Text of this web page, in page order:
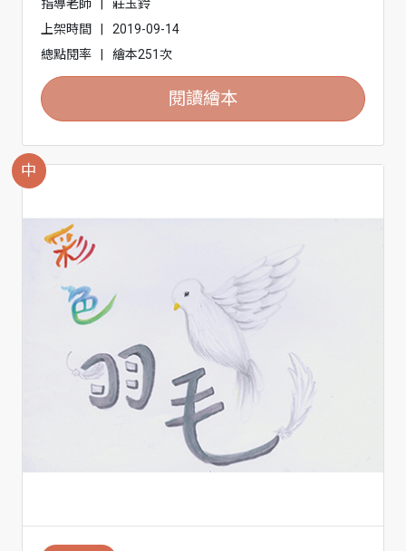
指導老師
莊玉鈴
上架時間
2019-09-14
總點閱率
繪本251次
閱讀繪本
中